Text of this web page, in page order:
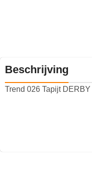
Beschrijving
Trend 026 Tapijt